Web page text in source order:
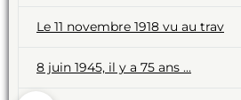
Le 11 novembre 1918 vu au trav
8 juin 1945, il y a 75 ans ...